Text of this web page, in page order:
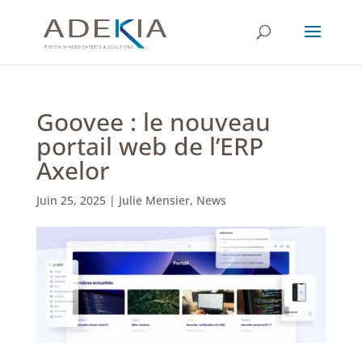
Goovee : le nouveau
portail web de l’ERP
Axelor
Juin 25, 2025| Julie Mensier, News